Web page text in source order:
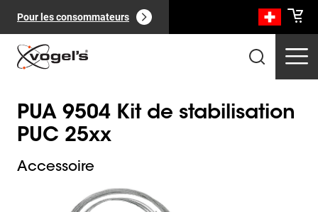
Pour les consommateurs
Produits professionnels
PUA 9504 Kit de stabilisation
PUC 25xx
Accessoire